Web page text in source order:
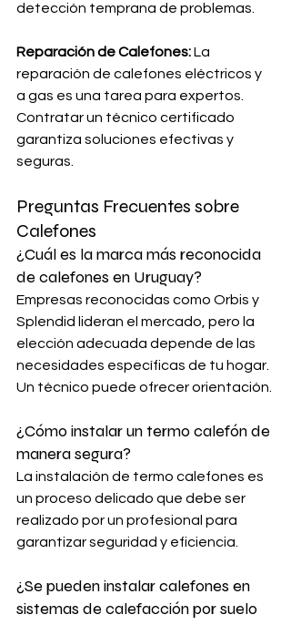
detección temprana de problemas.
Reparación de Calefones: La
reparación de calefones eléctricos y
a gas es una tarea para expertos.
Contratar un técnico certificado
garantiza soluciones efectivas y
seguras.
Preguntas Frecuentes sobre
Calefones
¿Cuál es la marca más reconocida
de calefones en Uruguay?
Empresas reconocidas como Orbis y
Splendid lideran el mercado, pero la
elección adecuada depende de las
necesidades específicas de tu hogar.
Un técnico puede ofrecer orientación.
¿Cómo instalar un termo calefón de
manera segura?
La instalación de termo calefones es
un proceso delicado que debe ser
realizado por un profesional para
garantizar seguridad y eficiencia.
¿Se pueden instalar calefones en
sistemas de calefacción por suelo